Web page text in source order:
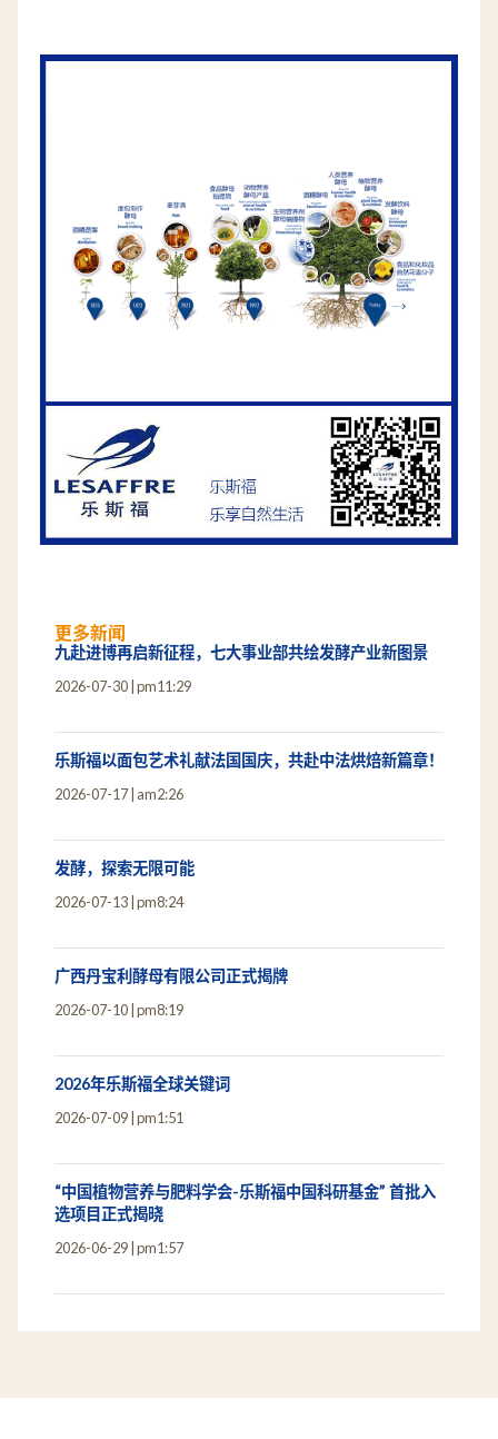
更多新闻
九赴进博再启新征程，七大事业部共绘发酵产业新图景
2026-07-30 pm11:29
乐斯福以面包艺术礼献法国国庆，共赴中法烘焙新篇章！
2026-07-17 am2:26
发酵，探索无限可能
2026-07-13 pm8:24
广西丹宝利酵母有限公司正式揭牌
2026-07-10 pm8:19
2026年乐斯福全球关键词
2026-07-09 pm1:51
“中国植物营养与肥料学会-乐斯福中国科研基金” 首批入
选项目正式揭晓
2026-06-29 pm1:57